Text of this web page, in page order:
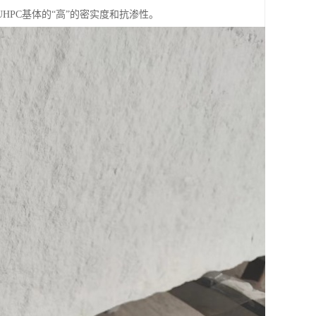
基体的“高”的密实度和抗渗性。